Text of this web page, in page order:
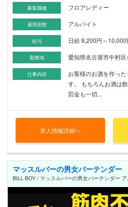
募集職種 フロアレディー
雇用形態 アルバイト
給与 日給 9,200円～10,000
勤務地 愛知県名古屋市中村区
仕事内容
お客様のお酒を作っ
す。 もちろんお酒は
罰金も一切...
求人情報詳細へ
マッスルバーの男女バーテンダー
BILL BOY / マッスルバーの男女バーテンダー ア